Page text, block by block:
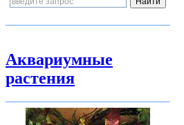
Аквариумные
растения